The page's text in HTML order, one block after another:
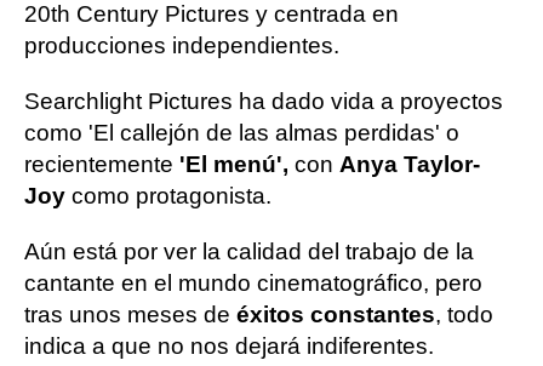
20th Century Pictures y centrada en
producciones independientes.
Searchlight Pictures ha dado vida a proyectos
como 'El callejón de las almas perdidas' o
recientemente 'El menú', con Anya Taylor-
Joy como protagonista.
Aún está por ver la calidad del trabajo de la
cantante en el mundo cinematográfico, pero
tras unos meses de éxitos constantes, todo
indica a que no nos dejará indiferentes.